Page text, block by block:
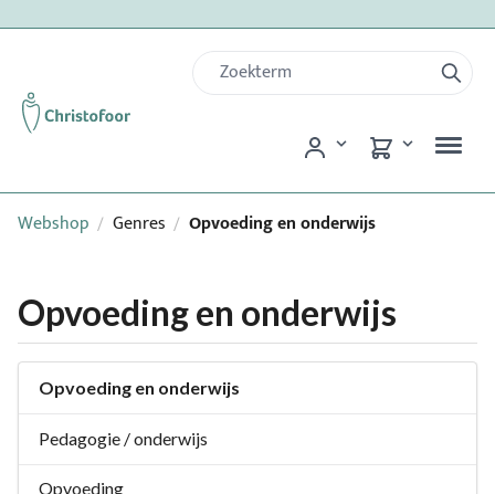
Webshop / Genres / Opvoeding en onderwijs
Opvoeding en onderwijs
Opvoeding en onderwijs
Pedagogie / onderwijs
Opvoeding